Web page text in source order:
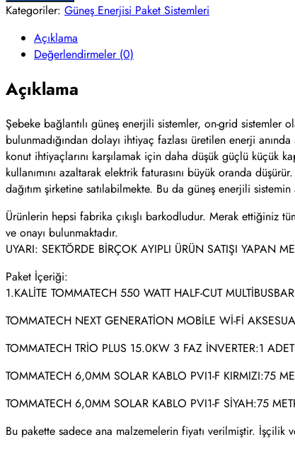
Kategoriler: Güneş Enerjisi Paket Sistemleri
Açıklama
Değerlendirmeler (0)
Açıklama
Şebeke bağlantılı güneş enerjili sistemler, on-grid sistemler
bulunmadığından dolayı ihtiyaç fazlası üretilen enerji
konut ihtiyaçlarını karşılamak için daha düşük güçlü küçük
kullanımını azaltarak elektrik faturasını büyük oranda
dağıtım şirketine satılabilmekte. Bu da güneş enerjili
Ürünlerin hepsi fabrika çıkışlı barkodludur. Merak
ve onayı bulunmaktadır.
UYARI: SEKTÖRDE BİRÇOK AYIPLI ÜRÜN SATIŞI YAPAN
Paket İçeriği:
1.KALİTE TOMMATECH 550 WATT HALF-CUT
TOMMATECH NEXT GENERATİON MOBİLE Wİ-Fİ
TOMMATECH TRİO PLUS 15.0KW 3 FAZ İNVERTER:1 ADET
TOMMATECH 6,0MM SOLAR KABLO PVI1-F KIRMIZI:75
TOMMATECH 6,0MM SOLAR KABLO PVI1-F SİYAH:75
Bu pakette sadece ana malzemelerin fiyatı verilmiştir.